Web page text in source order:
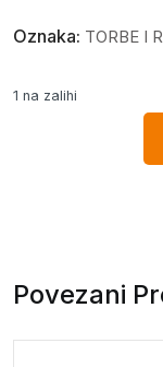
Oznaka: TORBE I
1 na zalihi
Povezani